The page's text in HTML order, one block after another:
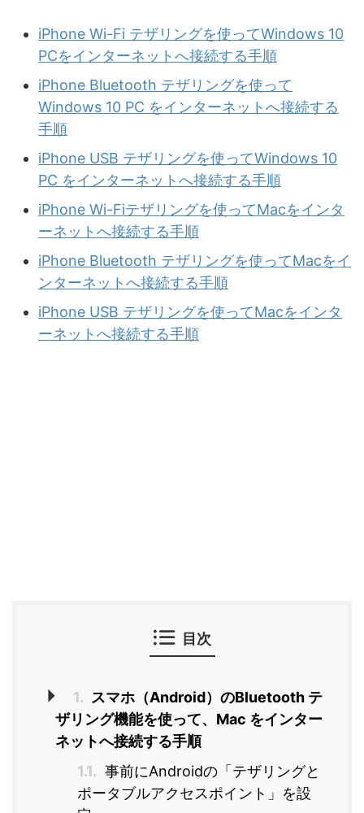
iPhone Wi-Fi テザリングを使ってWindows 10
PCをインターネットへ接続する手順
iPhone Bluetooth テザリングを使って
Windows 10 PC をインターネットへ接続する
手順
iPhone USB テザリングを使ってWindows 10
PC をインターネットへ接続する手順
iPhone Wi-Fiテザリングを使ってMacをインタ
ーネットへ接続する手順
iPhone Bluetooth テザリングを使ってMacをイ
ンターネットへ接続する手順
iPhone USB テザリングを使ってMacをインタ
ーネットへ接続する手順
目次
1. スマホ（Android）のBluetooth テ
ザリング機能を使って、Mac をインター
ネットへ接続する手順
1.1. 事前にAndroidの「テザリングと
ポータブルアクセスポイント」を設